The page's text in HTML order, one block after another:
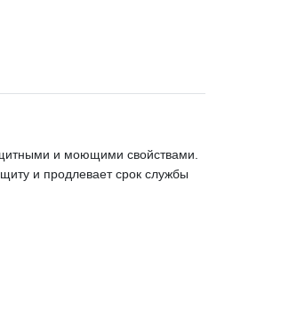
и моющими свойствами.
и продлевает срок службы